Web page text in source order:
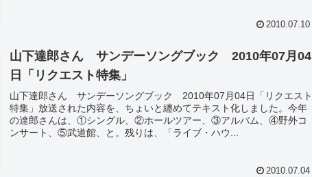
2010.07.10
山下達郎さん サンデーソングブック 2010年07月04
日「リクエスト特集」
山下達郎さん サンデーソングブック 2010年07月04日「リクエスト
特集」放送された内容を、ちょいと纏めてテキスト化しました。今年
の達郎さんは、①シングル、②ホールツアー、③アルバム、④野外コ
ンサート、⑤武道館、と。残りは、「ライブ・ハウ...
2010.07.04